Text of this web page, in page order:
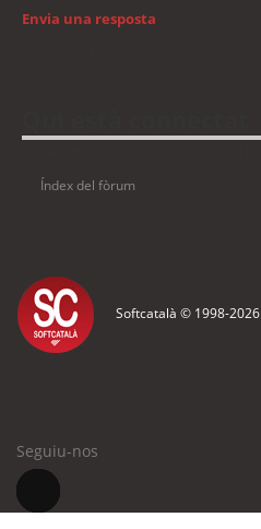
Envia una resposta
Índex del fòrum
Softcatalà © 1998-2026
Seguiu-nos